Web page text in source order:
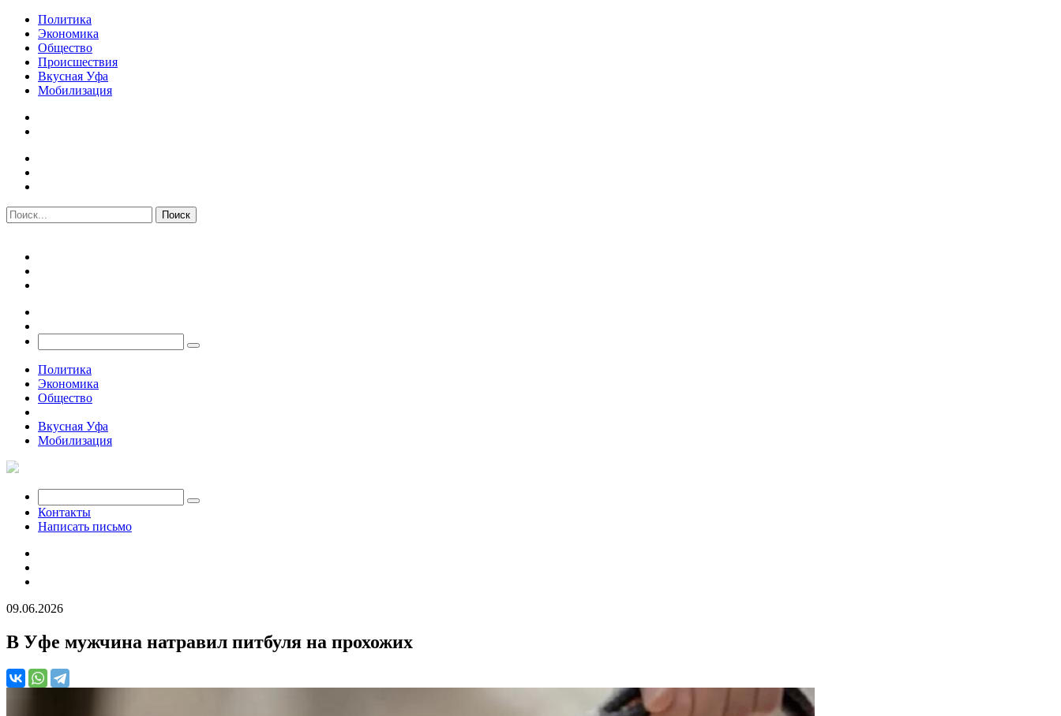
Политика
Экономика
Общество
Происшествия
Вкусная Уфа
Мобилизация
Политика
Экономика
Общество
Вкусная Уфа
Мобилизация
Контакты
Написать письмо
09.06.2026
В Уфе мужчина натравил питбуля на прохожих